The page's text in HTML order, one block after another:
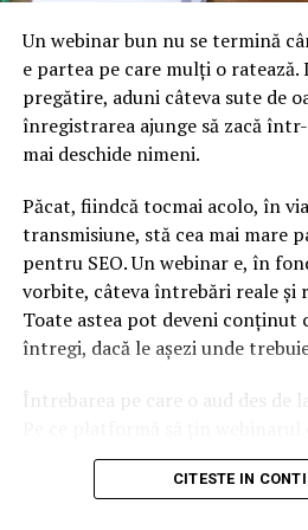
anunţă ANPC.
ARTICOLE PE ACEIASI TEMA:
URMATORUL
Preşedintele Iohannis o invită
NU RATATI
Consiliul Concurenţei face
achiziţiilor publice
Un webinar bun nu se termină
e partea pe care mulți o
pregătire, aduni câteva sute de
înregistrarea ajunge să zacă
mai deschide nimeni.
Păcat, fiindcă tocmai acolo, în
transmisiune, stă cea mai mare
pentru SEO. Un webinar e, în
vorbite, câteva întrebări reale și
Toate astea pot deveni conținut
întregi, dacă le așezi unde
Întrebarea pe care o aud des de
din Google, nu doar lead-uri pe
scurt e că platforma contează,
CITESTE IN